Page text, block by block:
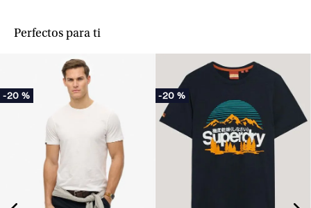
Perfectos para ti
-20 % -20 %